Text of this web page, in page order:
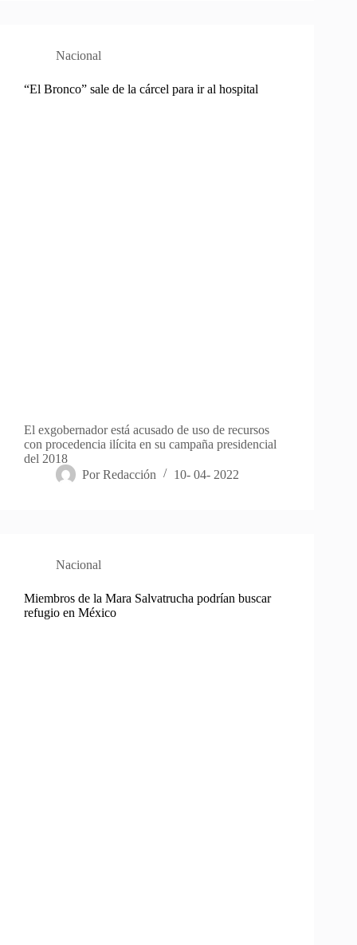
Nacional
“El Bronco” sale de la cárcel para ir al hospital
El exgobernador está acusado de uso de recursos
con procedencia ilícita en su campaña presidencial
del 2018
Por Redacción 10- 04- 2022
Nacional
Miembros de la Mara Salvatrucha podrían buscar
refugio en México